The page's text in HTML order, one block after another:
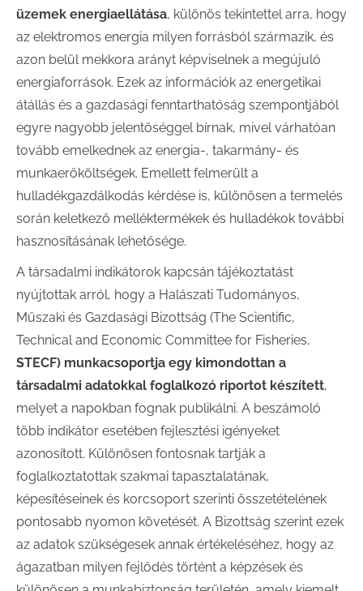
üzemek energiaellátása, különös tekintettel arra, hogy
az elektromos energia milyen forrásból származik, és
azon belül mekkora arányt képviselnek a megújuló
energiaforrások. Ezek az információk az energetikai
átállás és a gazdasági fenntarthatóság szempontjából
egyre nagyobb jelentőséggel bírnak, mivel várhatóan
tovább emelkednek az energia-, takarmány- és
munkaerőköltségek. Emellett felmerült a
hulladékgazdálkodás kérdése is, különösen a termelés
során keletkező melléktermékek és hulladékok további
hasznosításának lehetősége.
A társadalmi indikátorok kapcsán tájékoztatást
nyújtottak arról, hogy a Halászati Tudományos,
Műszaki és Gazdasági Bizottság (The Scientific,
Technical and Economic Committee for Fisheries,
STECF) munkacsoportja egy kimondottan a
társadalmi adatokkal foglalkozó riportot készített,
melyet a napokban fognak publikálni. A beszámoló
több indikátor esetében fejlesztési igényeket
azonosított. Különösen fontosnak tartják a
foglalkoztatottak szakmai tapasztalatának,
képesítéseinek és korcsoport szerinti összetételének
pontosabb nyomon követését. A Bizottság szerint ezek
az adatok szükségesek annak értékeléséhez, hogy az
ágazatban milyen fejlődés történt a képzések és